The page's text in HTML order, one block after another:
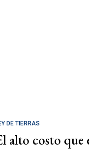
DE TIERRAS
alto costo que